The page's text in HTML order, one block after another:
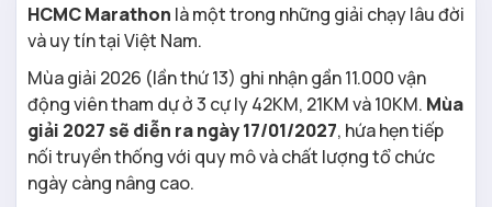
HCMC Marathon là một trong những giải chạy lâu đời
và uy tín tại Việt Nam.
Mùa giải 2026 (lần thứ 13) ghi nhận gần 11.000 vận
động viên tham dự ở 3 cự ly 42KM, 21KM và 10KM. Mùa
giải 2027 sẽ diễn ra ngày 17/01/2027, hứa hẹn tiếp
nối truyền thống với quy mô và chất lượng tổ chức
ngày càng nâng cao.